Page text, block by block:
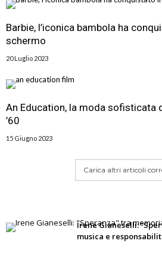
Barbie, l’iconica bambola ha
schermo
20 Luglio 2023
An Education, la moda sofisticata
’60
15 Giugno 2023
Carica altri articoli
Irene Gianeselli:
musica e